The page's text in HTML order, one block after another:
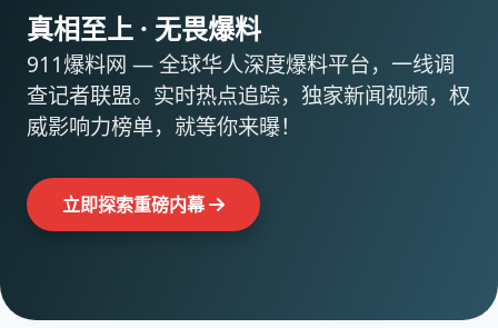
真相至上 · 无畏爆料
911爆料网 — 全球华人深度爆料平台，一线调
查记者联盟。实时热点追踪，独家新闻视频，权
威影响力榜单，就等你来曝！
立即探索重磅内幕